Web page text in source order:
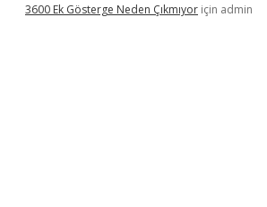
3600 Ek Gösterge Neden Çıkmıyor için admin